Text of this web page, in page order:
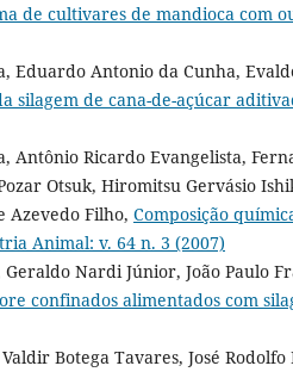
de cultivares de mandioca com
Eduardo Antonio da Cunha,
silagem de cana-de-açúcar
Antônio Ricardo Evangelista,
Otsuk, Hiromitsu Gervásio
Azevedo Filho, Composição
Animal: v. 64 n. 3 (2007)
Nardi Júnior, João Paulo
confinados alimentados com
Botega Tavares, José